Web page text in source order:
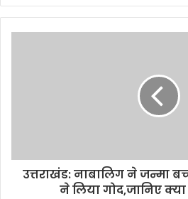
उत्तराखंड: नाबालिग ने जन्मा
ने लिया गोद,जानिए